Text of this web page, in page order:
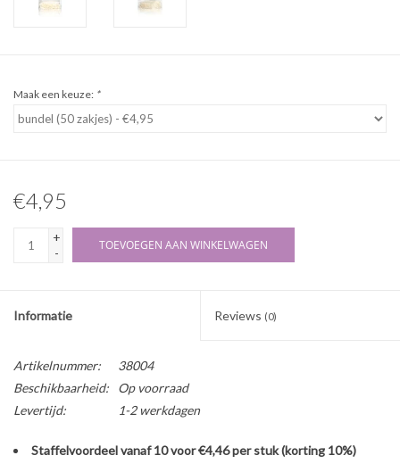
Maak een keuze: *
€4,95
+
-
TOEVOEGEN AAN WINKELWAGEN
Informatie Reviews (0)
Artikelnummer:
38004
Beschikbaarheid:
Op voorraad
Levertijd:
1-2 werkdagen
Staffelvoordeel vanaf 10 voor €4,46 per stuk (korting 10%)